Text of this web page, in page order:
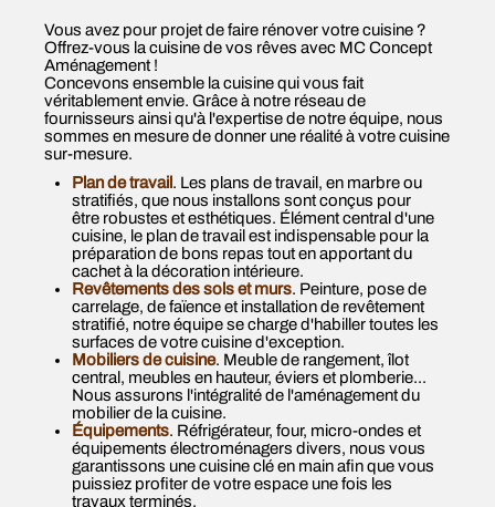
Vous avez pour projet de faire rénover votre cuisine ?
Offrez-vous la cuisine de vos rêves avec MC Concept
Aménagement !
Concevons ensemble la cuisine qui vous fait
véritablement envie. Grâce à notre réseau de
fournisseurs ainsi qu'à l'expertise de notre équipe, nous
sommes en mesure de donner une réalité à votre cuisine
sur-mesure.
Plan de travail . Les plans de travail, en marbre ou
stratifiés, que nous installons sont conçus pour
être robustes et esthétiques. Élément central d'une
cuisine, le plan de travail est indispensable pour la
préparation de bons repas tout en apportant du
cachet à la décoration intérieure.
Revêtements des sols et murs. Peinture, pose de
carrelage, de faïence et installation de revêtement
stratifié, notre équipe se charge d'habiller toutes les
surfaces de votre cuisine d'exception.
Mobiliers de cuisine. Meuble de rangement, îlot
central, meubles en hauteur, éviers et plomberie...
Nous assurons l'intégralité de l'aménagement du
mobilier de la cuisine.
Équipements. Réfrigérateur, four, micro-ondes et
équipements électroménagers divers, nous vous
garantissons une cuisine clé en main afin que vous
puissiez profiter de votre espace une fois les
travaux terminés.